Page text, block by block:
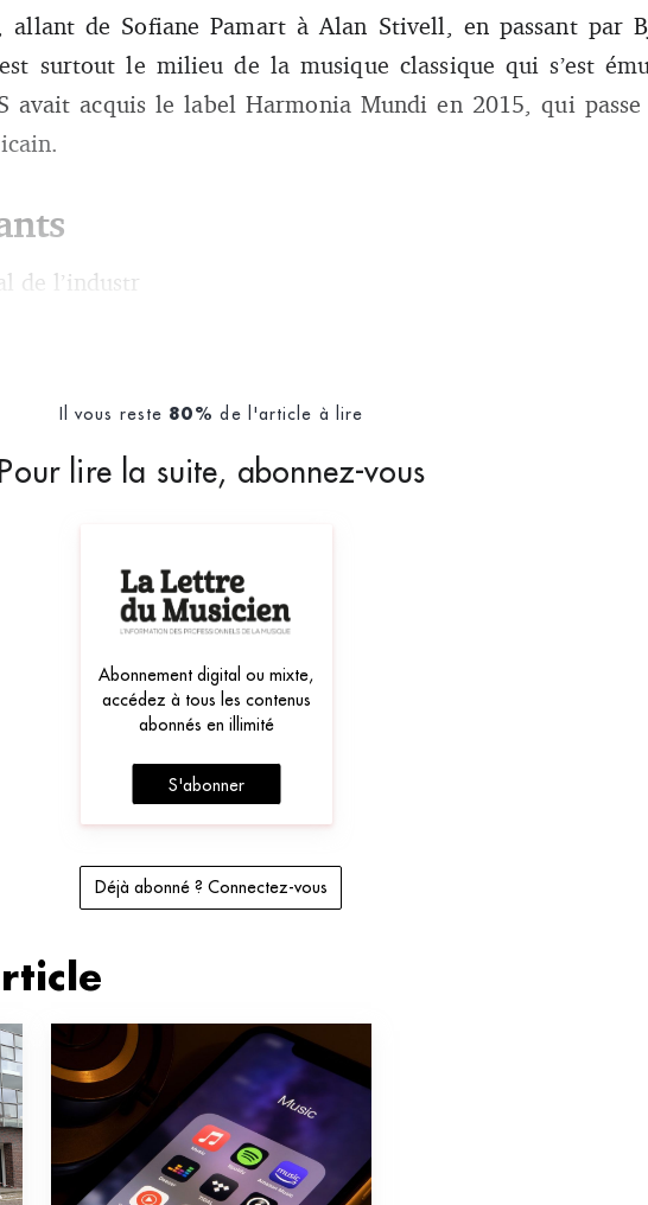
allant de Sofiane Pamart à Alan Stivell, en passant par
surtout le milieu de la musique classique qui s’est
avait acquis le label Harmonia Mundi en 2015, qui
de l’industr
Il vous reste 80% de l'article à lire
Pour lire la suite, abonnez-vous
Abonnement digital ou mixte,
accédez à tous les contenus
abonnés en illimité
S'abonner
Déjà abonné ? Connectez-vous